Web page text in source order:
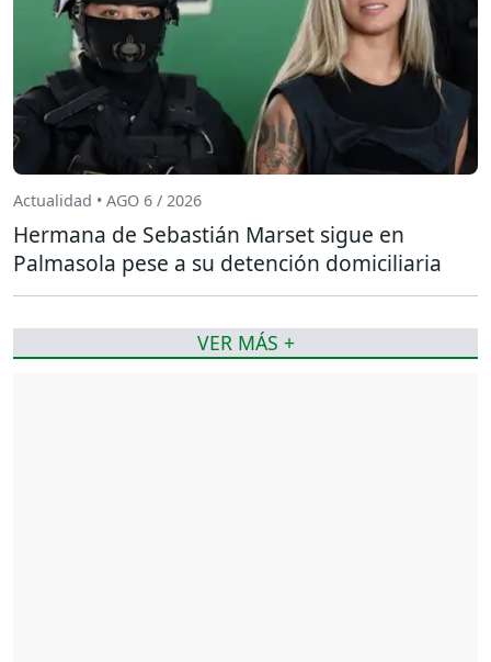
Actualidad • AGO 6 / 2026
Hermana de Sebastián Marset sigue en
Palmasola pese a su detención domiciliaria
VER MÁS +